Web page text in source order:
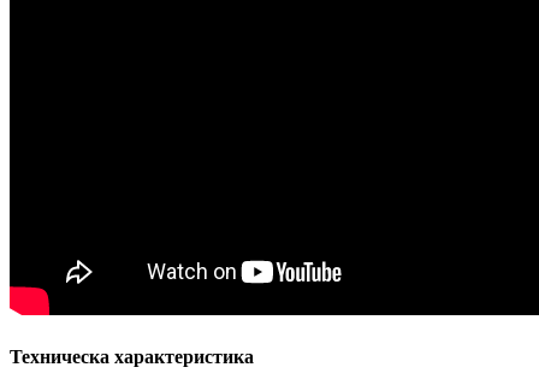
Техническа характеристика